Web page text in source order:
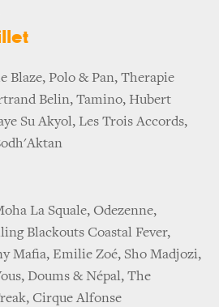
Blaze, Polo & Pan, Therapie
Belin, Tamino, Hubert
Su Akyol, Les Trois Accords,
La Squale, Odezenne,
Blackouts Coastal Fever,
Mafia, Emilie Zoé, Sho Madjozi,
Doums & Népal, The
Cirque Alfonse